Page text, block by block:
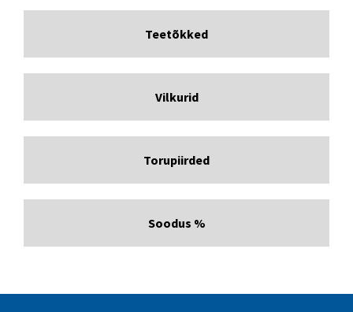
Teetõkked
Vilkurid
Torupiirded
Soodus %